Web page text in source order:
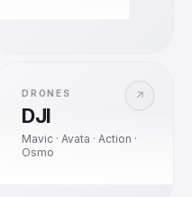
↗
DRONES
DJI
Mavic · Avata · Action ·
Osmo